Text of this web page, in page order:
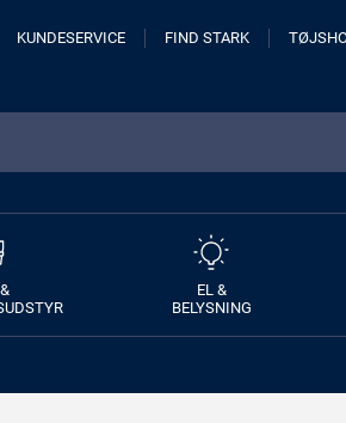
KUNDESERVICE FIND STARK
EL &
BELYSNING